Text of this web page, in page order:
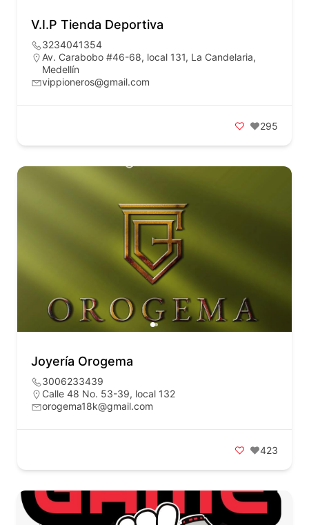
V.I.P Tienda Deportiva
3234041354
Av. Carabobo #46-68, local 131, La Candelaria,
Medellín
vippioneros@gmail.com
295
Joyería Orogema
3006233439
Calle 48 No. 53-39, local 132
orogema18k@gmail.com
423